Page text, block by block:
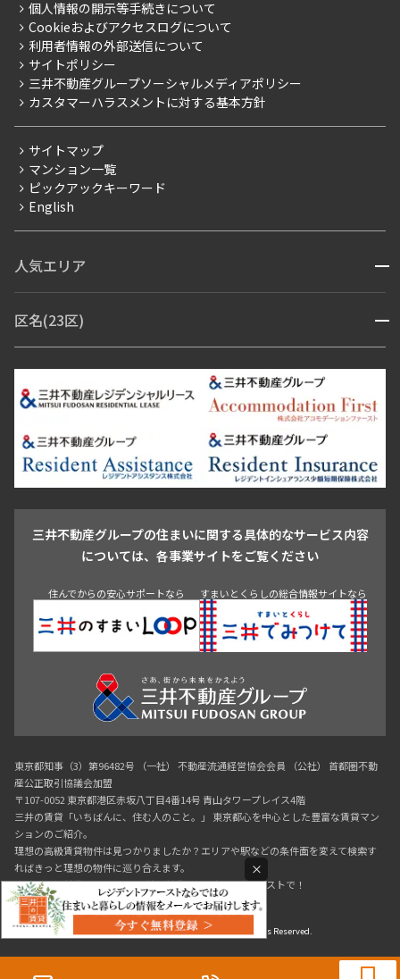
0120-321-719
9:30~18:00（水曜定休）
プレミアムマンション
新築
当社限定（港区・渋谷区）
当社限定（港区・渋谷区以外）
三井不動産企画
賃料改定
フリーレント
ペット可
ブランドマンション
よくあるご質問
社宅紹介
【仲介会社様向け】当社仲介事業部取り扱い物件入居申込
採用情報
ニュースリリース
お問い合わせ
個人情報の開示等手続きについて
Cookieおよびアクセスログについて
利用者情報の外部送信について
サイトポリシー
三井不動産グループソーシャルメディアポリシー
カスタマーハラスメントに対する基本方針
サイトマップ
マンション一覧
ピックアックキーワード
English
人気エリア 開閉
青山・表参道・原宿
市ヶ谷・神楽坂・飯田橋
三田・芝・浜松町
芝浦・汐留・品川
月島・勝どき・豊洲
本郷・春日・小石川
目白・高田馬場・早稲田
池尻大橋・三軒茶屋
祐天寺・学芸大学・自由が丘
駒沢・用賀・二子玉川
成城・砧
池袋・板橋・王子
青山 渋谷 東京・大手町 新宿 品川
目黒・中目黒
区名(23区) 開閉
江東区 台東区 墨田区
中野区
豊島区
杉並区 板橋区 練馬区 荒川区
足立区
葛飾区
江戸川区
三井不動産グループの住まいに関する具体的なサービス内容
については、各事業サイトをご覧ください
住んでからの安心サポートなら すまいとくらしの総合情報サイトなら
東京都知事（3）第96482号 （一社） 不動産流通経営協会会員 （公社） 首都圏不動
産公正取引協議会加盟
〒107-0052 東京都港区赤坂八丁目4番14号 青山タワープレイス4階
三井の賃貸「いちばんに、住む人のこと。」 東京都心を中心とした豊富な賃貸マン
ションのご紹介。
理想の高級賃貸物件は見つかりましたか？エリアや駅などの条件面を変えて検索す
ればきっと理想の物件に巡り合えます。
都心の高級賃貸物件探しは[三井の賃貸]レジデントファーストで！
Copyright © RESIDENT FIRST Co.,Ltd. All Rights Reserved.
×